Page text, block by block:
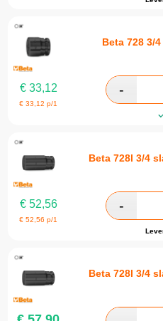
Beta 728 3/
€33,12
€33,12 p/1
Beta 728l 3/4
€52,56
€52,56 p/1
Beta 728l 3/4